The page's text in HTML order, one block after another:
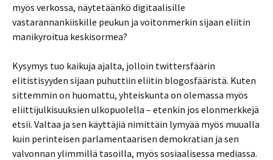
myös verkossa, näytetäänkö digitaalisille
vastarannankiiskille peukun ja voitonmerkin sijaan eliitin
manikyroitua keskisormea?
Kysymys tuo kaikuja ajalta, jolloin twittersfäärin
elitistisyyden sijaan puhuttiin eliitin blogosfääristä. Kuten
sittemmin on huomattu, yhteiskunta on olemassa myös
eliittijulkisuuksien ulkopuolella – etenkin jos elonmerkkejä
etsii. Valtaa ja sen käyttäjiä nimittäin lymyää myös muualla
kuin perinteisen parlamentaarisen demokratian ja sen
valvonnan ylimmillä tasoilla, myös sosiaalisessa mediassa.